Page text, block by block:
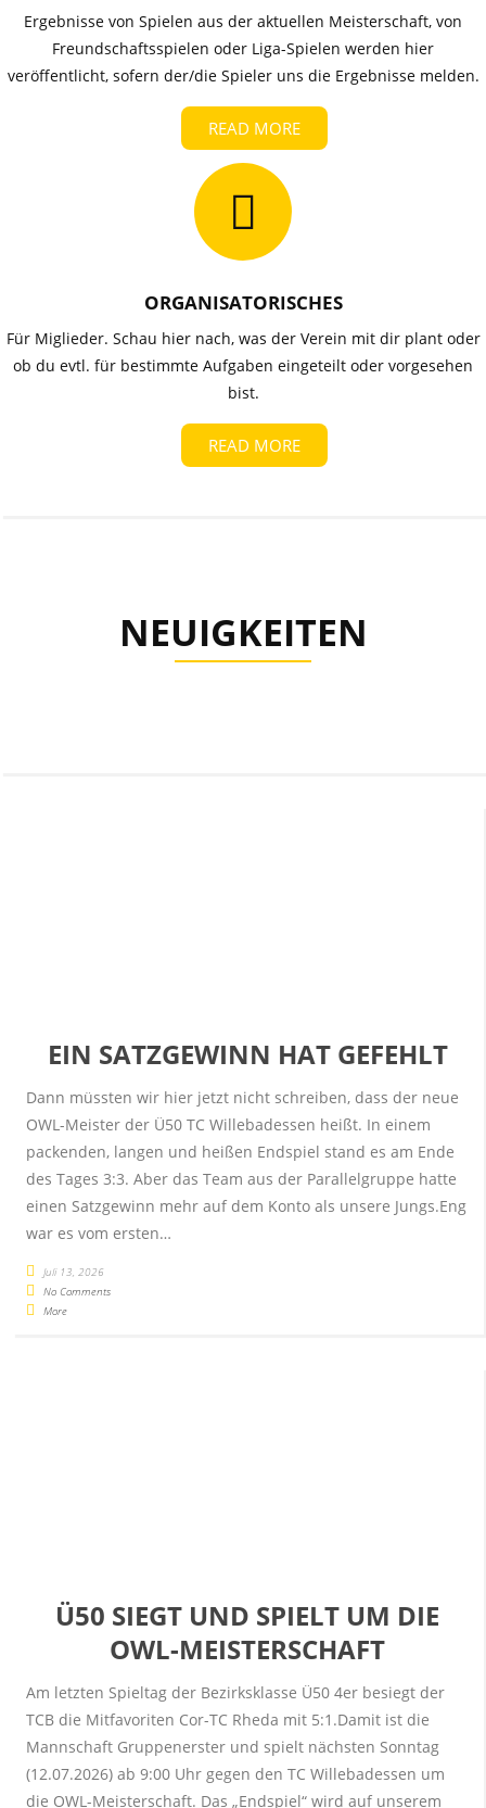
Ergebnisse von Spielen aus der aktuellen Meisterschaft, von
Freundschaftsspielen oder Liga-Spielen werden hier
veröffentlicht, sofern der/die Spieler uns die Ergebnisse melden.
READ MORE
ORGANISATORISCHES
Für Miglieder. Schau hier nach, was der Verein mit dir plant oder
ob du evtl. für bestimmte Aufgaben eingeteilt oder vorgesehen
bist.
READ MORE
NEUIGKEITEN
EIN SATZGEWINN HAT GEFEHLT
Dann müssten wir hier jetzt nicht schreiben, dass der neue
OWL-Meister der Ü50 TC Willebadessen heißt. In einem
packenden, langen und heißen Endspiel stand es am Ende
des Tages 3:3. Aber das Team aus der Parallelgruppe hatte
einen Satzgewinn mehr auf dem Konto als unsere Jungs.Eng
war es vom ersten…
Juli 13, 2026
No Comments
More
Ü50 SIEGT UND SPIELT UM DIE
OWL-MEISTERSCHAFT
Am letzten Spieltag der Bezirksklasse Ü50 4er besiegt der
TCB die Mitfavoriten Cor-TC Rheda mit 5:1.Damit ist die
Mannschaft Gruppenerster und spielt nächsten Sonntag
(12.07.2026) ab 9:00 Uhr gegen den TC Willebadessen um
die OWL-Meisterschaft. Das „Endspiel“ wird auf unserem